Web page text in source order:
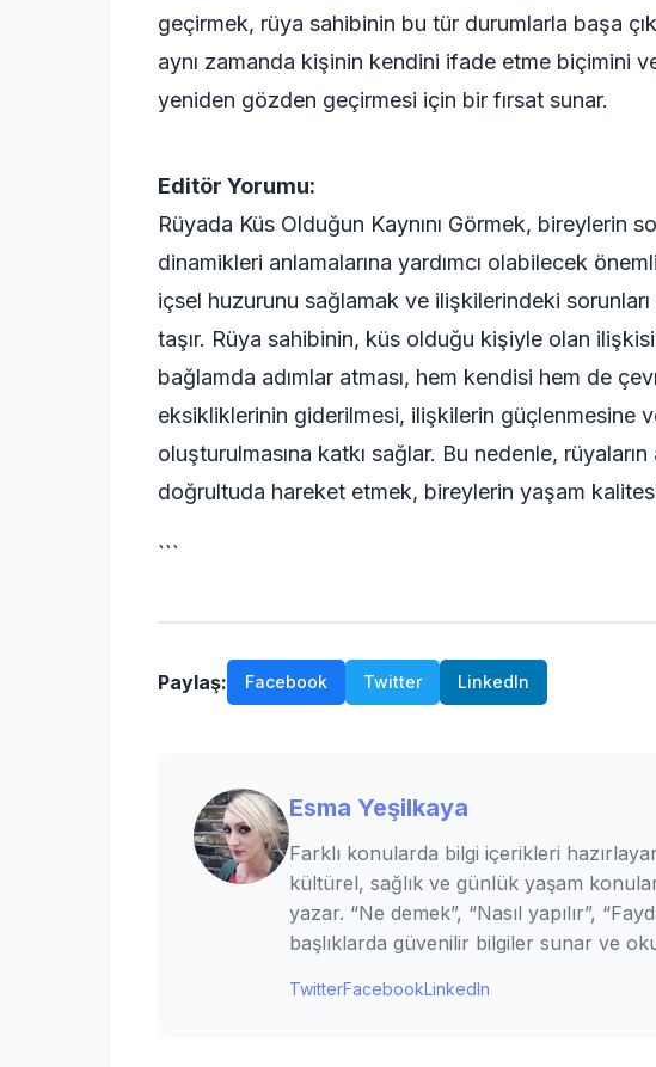
geçirmek, rüya sahibinin bu tür durumlarla başa
aynı zamanda kişinin kendini ifade etme biçimini
yeniden gözden geçirmesi için bir fırsat sunar.
Editör Yorumu:
Rüyada Küs Olduğun Kaynını Görmek, bireylerin
dinamikleri anlamalarına yardımcı olabilecek
içsel huzurunu sağlamak ve ilişkilerindeki
taşır. Rüya sahibinin, küs olduğu kişiyle olan
bağlamda adımlar atması, hem kendisi hem de
eksikliklerinin giderilmesi, ilişkilerin güçlenmesine
oluşturulmasına katkı sağlar. Bu nedenle, rüyaların
doğrultuda hareket etmek, bireylerin yaşam
```
Paylaş: Facebook Twitter LinkedIn
Esma Yeşilkaya
Farklı konularda bilgi içerikleri
kültürel, sağlık ve günlük yaşam
yazar. “Ne demek”, “Nasıl yapılır”,
başlıklarda güvenilir bilgiler sunar ve
TwitterFacebookLinkedIn